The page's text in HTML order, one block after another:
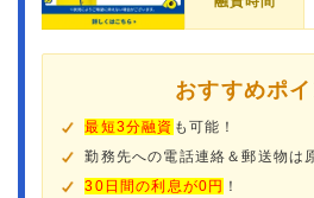
おすすめポイ
最短3分融資 も可能！
勤務先への電話連絡＆郵送物は
30日間の利息が0円 ！